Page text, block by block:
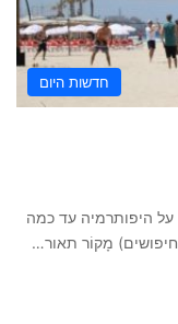
חדשות היום
על היפותרמיה עד כמה